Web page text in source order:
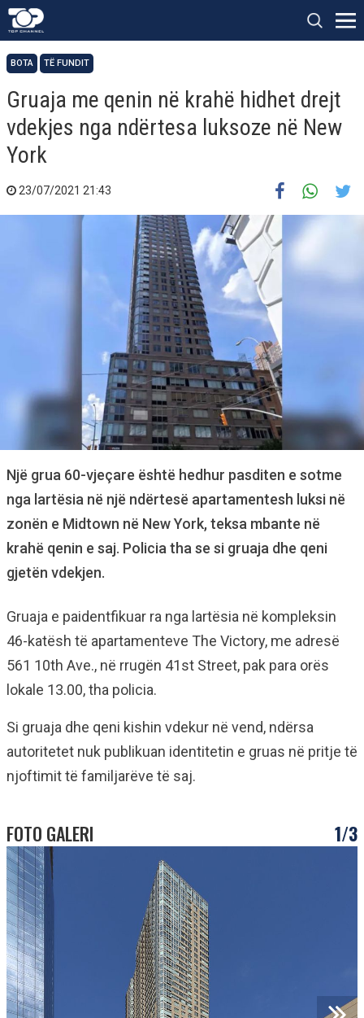
BOTA TË FUNDIT
Gruaja me qenin në krahë hidhet drejt
vdekjes nga ndërtesa luksoze në New
York
23/07/2021 21:43
Një grua 60-vjeçare është hedhur pasditen e sotme
nga lartësia në një ndërtesë apartamentesh luksi në
zonën e Midtown në New York, teksa mbante në
krahë qenin e saj. Policia tha se si gruaja dhe qeni
gjetën vdekjen.
Gruaja e paidentfikuar ra nga lartësia në kompleksin
46-katësh të apartamenteve The Victory, me adresë
561 10th Ave., në rrugën 41st Street, pak para orës
lokale 13.00, tha policia.
Si gruaja dhe qeni kishin vdekur në vend, ndërsa
autoritetet nuk publikuan identitetin e gruas në pritje të
njoftimit të familjarëve të saj.
FOTO GALERI 1/3